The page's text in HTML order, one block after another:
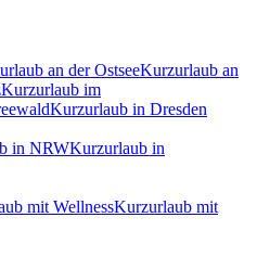
an der OstseeKurzurlaub an
Kurzurlaub im
Kurzurlaub in Dresden
in NRWKurzurlaub in
mit WellnessKurzurlaub mit